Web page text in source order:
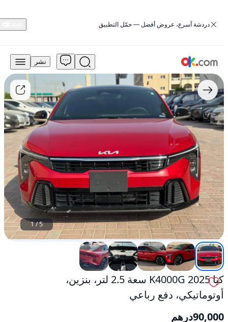
‏دردشة أسرع، عروض أفضل — حمّل التطبيق
90,000
درهم
للبيع
كيا
K4000G
2025
سعة
2.5
بنزين،
أوتوماتيكي،
دفع
رباعي
مستعمل
نشر
1/5
كيا K4000G 2025 سعة 2.5 لتر، بنزين،
أوتوماتيكي، دفع رباعي
90,000درهم